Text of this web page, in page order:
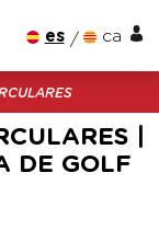
es ca
|
DE GOLF